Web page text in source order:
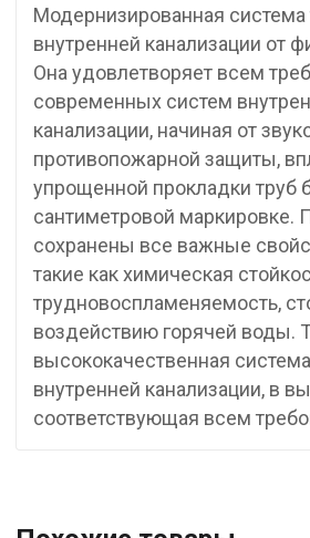
Модернизированная система
внутренней канализации от
Она удовлетворяет всем
современных систем
канализации, начиная от
противопожарной защиты,
упрощенной прокладки труб
сантиметровой маркировке.
сохранены все важные
такие как химическая
трудновоспламеняемость,
воздействию горячей воды.
высококачественная
внутренней канализации, в
соответствующая всем